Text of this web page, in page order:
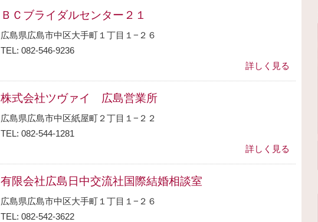
ＢＣブライダルセンター２１
広島県広島市中区大手町１丁目１−２６
TEL: 082-546-9236
詳しく見る
株式会社ツヴァイ 広島営業所
広島県広島市中区紙屋町２丁目１−２２
TEL: 082-544-1281
詳しく見る
有限会社広島日中交流社国際結婚相談室
広島県広島市中区大手町１丁目１−２６
TEL: 082-542-3622